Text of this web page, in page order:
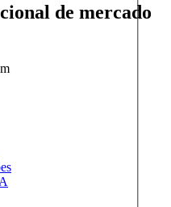
de mercado